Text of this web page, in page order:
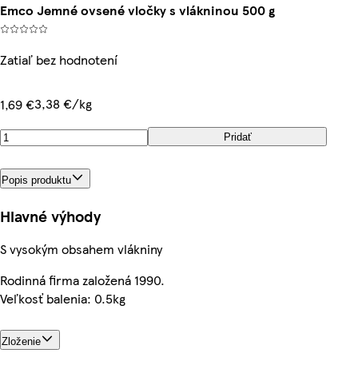
Emco Jemné ovsené vločky s vlákninou 500 g
Zatiaľ bez hodnotení
1,69 €3,38 €/kg
Pridať
Popis produktu
Hlavné výhody
S vysokým obsahem vlákniny
Rodinná firma založená 1990.
Veľkosť balenia: 0.5kg
Zloženie